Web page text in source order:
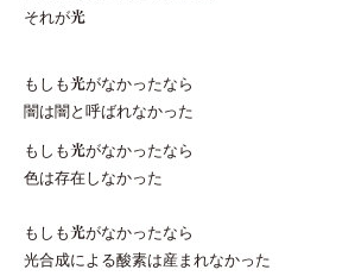
それが光
もしも光がなかったなら
闇は闇と呼ばれなかった
もしも光がなかったなら
色は存在しなかった
もしも光がなかったなら
光合成による酸素は産まれなかった